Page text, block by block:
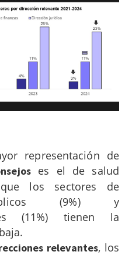
representación de
es el de salud
los sectores de
(9%) y
(11%) tienen la
relevantes, los